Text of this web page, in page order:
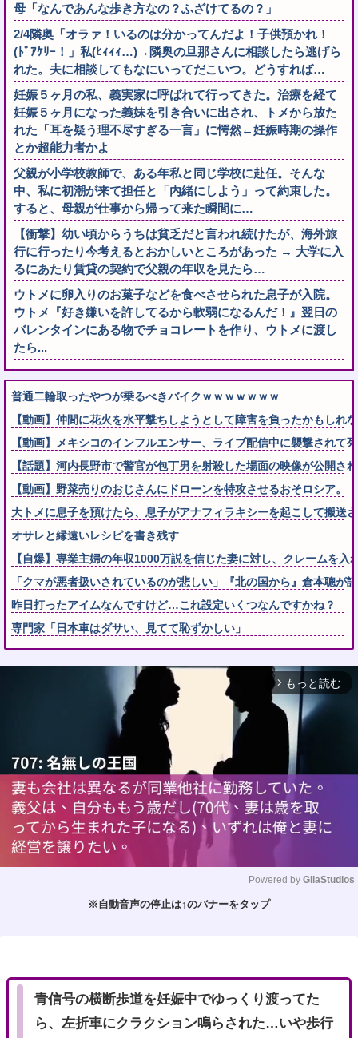
母「なんであんな歩き方なの？ふざけてるの？」
2/4隣奥「オラァ！いるのは分かってんだよ！子供預かれ！
(ﾄﾞｱｹﾘｰ！」私(ﾋｨｨｨ…)→隣奥の旦那さんに相談したら逃げら
れた。夫に相談してもなにいってだこいつ。どうすれば…
妊娠５ヶ月の私、義実家に呼ばれて行ってきた。治療を経て
妊娠５ヶ月になった義妹を引き合いに出され、トメから放た
れた「耳を疑う理不尽すぎる一言」に愕然←妊娠時期の操作
とか超能力者かよ
父親が小学校教師で、ある年私と同じ学校に赴任。そんな
中、私に初潮が来て担任と「内緒にしよう」って約束した。
すると、母親が仕事から帰って来た瞬間に…
【衝撃】幼い頃からうちは貧乏だと言われ続けたが、海外旅
行に行ったり今考えるとおかしいところがあった → 大学に入
るにあたり賃貸の契約で父親の年収を見たら…
ウトメに卵入りのお菓子などを食べさせられた息子が入院。
ウトメ『好き嫌いを許してるから軟弱になるんだ！』翌日の
バレンタインにある物でチョコレートを作り、ウトメに渡し
たら...
普通二輪取ったやつが乗るべきバイクｗｗｗｗｗｗｗ
【動画】仲間に花火を水平撃ちしようとして障害を負ったかもしれ
【動画】メキシコのインフルエンサー、ライブ配信中に襲撃されて
【話題】河内長野市で警官が包丁男を射殺した場面の映像が公開さ
【動画】野菜売りのおじさんにドローンを特攻させるおそロシア。
大トメに息子を預けたら、息子がアナフィラキシーを起こして搬送
オサレと縁遠いレシピを書き残す
【自爆】専業主婦の年収1000万説を信じた妻に対し、クレームを
「クマが悪者扱いされているのが悲しい」『北の国から』倉本聰
昨日打ったアイムなんですけど…これ設定いくつなんですかね？
専門家「日本車はダサい、見てて恥ずかしい」
arrow_forward_ios もっと読む
Powered by GliaStudios
※自動音声の停止は↑のバナーをタップ
青信号の横断歩道を妊娠中でゆっくり渡ってた
ら、左折車にクラクション鳴らされた…いや歩行